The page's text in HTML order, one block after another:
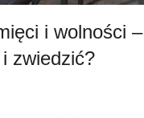
i wolności –
zwiedzić?